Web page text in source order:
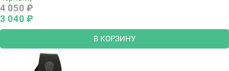
4 050 ₽
3 040 ₽
В КОРЗИНУ